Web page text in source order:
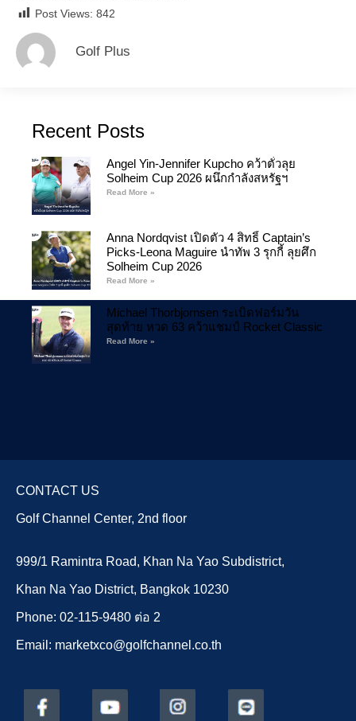
Post Views: 842
Golf Plus
Recent Posts
Angel Yin-Jennifer Kupcho คว้าตั๋วลุย
Solheim Cup 2026 ผนึกกำลังสหรัฐฯ
Read More »
Anna Nordqvist เปิดตัว 4 สิทธิ์ Captain’s
Picks-Leona Maguire นำทัพ 3 รุกกี้ ลุยศึก
Solheim Cup 2026
Read More »
Michael Thorbjornsen ระเบิดฟอร์มวัน
สุดท้าย หวด 63 คว้าแชมป์ Rocket Classic
Read More »
CONTACT US
Golf Channel Center, 2nd floor
999/1 Ramintra Road, Khan Na Yao Subdistrict,
Khan Na Yao District, Bangkok 10230
Phone: 02-115-9480 ต่อ 2
Email: marketxco@golfchannel.co.th